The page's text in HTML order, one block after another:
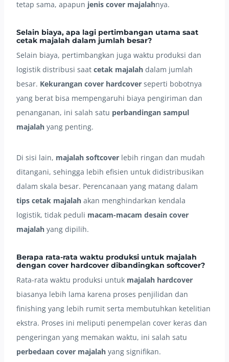
tetap sama, apapun jenis cover majalahnya.
Selain biaya, apa lagi pertimbangan utama saat
cetak majalah dalam jumlah besar?
Selain biaya, pertimbangkan juga waktu produksi dan
logistik distribusi saat cetak majalah dalam jumlah
besar. Kekurangan cover hardcover seperti bobotnya
yang berat bisa mempengaruhi biaya pengiriman dan
penanganan, ini salah satu perbandingan sampul
majalah yang penting.
Di sisi lain, majalah softcover lebih ringan dan mudah
ditangani, sehingga lebih efisien untuk didistribusikan
dalam skala besar. Perencanaan yang matang dalam
tips cetak majalah akan menghindarkan kendala
logistik, tidak peduli macam-macam desain cover
majalah yang dipilih.
Berapa rata-rata waktu produksi untuk majalah
dengan cover hardcover dibandingkan softcover?
Rata-rata waktu produksi untuk majalah hardcover
biasanya lebih lama karena proses penjilidan dan
finishing yang lebih rumit serta membutuhkan ketelitian
ekstra. Proses ini meliputi penempelan cover keras dan
pengeringan yang memakan waktu, ini salah satu
perbedaan cover majalah yang signifikan.